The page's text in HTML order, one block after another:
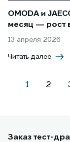
OMODA и
месяц — рост
13 апреля 2026
Читать далее
1 2
Заказ тест-